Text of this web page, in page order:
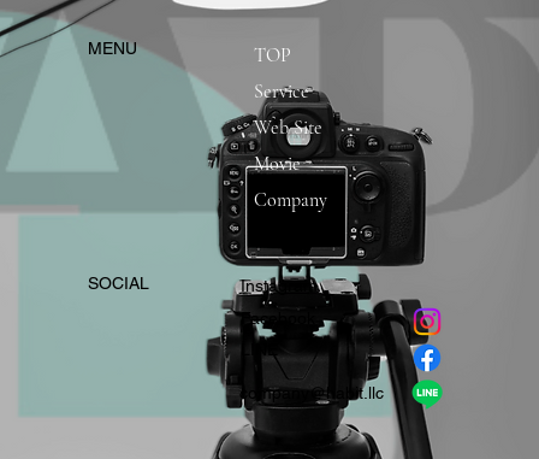
​MENU
TOP
Service
Web Site
Movie
Company
​SOCIAL
Instagram
​Facebook
company＠habit.llc